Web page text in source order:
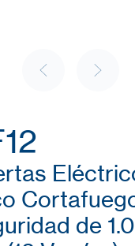
de